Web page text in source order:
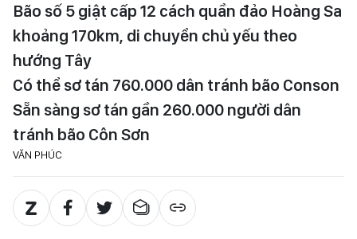
Bão số 5 giật cấp 12 cách quần đảo Hoàng Sa
khoảng 170km, di chuyển chủ yếu theo
hướng Tây
Có thể sơ tán 760.000 dân tránh bão Conson
Sẵn sàng sơ tán gần 260.000 người dân
tránh bão Côn Sơn
VĂN PHÚC